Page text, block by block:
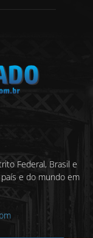
Federal, Brasil e
e do mundo em